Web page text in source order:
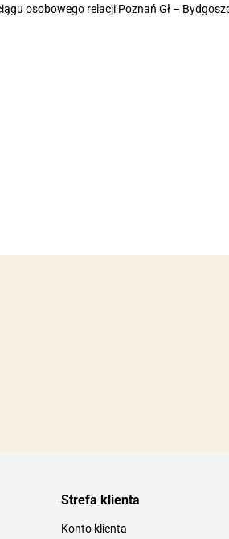
osobowego relacji Poznań Gł –
Strefa klienta
Konto klienta